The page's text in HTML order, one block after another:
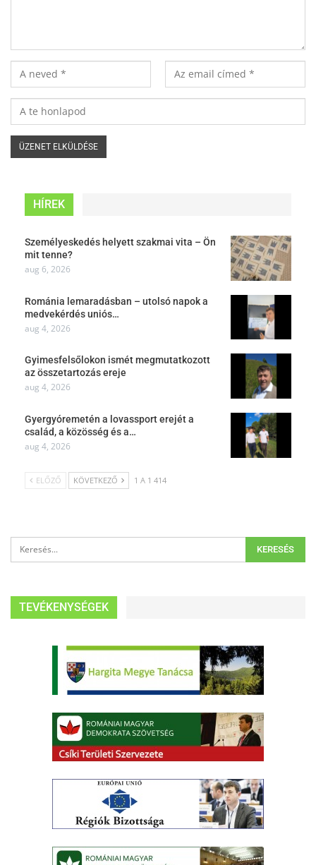
HÍREK
Személyeskedés helyett szakmai vita – Ön
mit tenne?
aug 6, 2026
Románia lemaradásban – utolsó napok a
medvekérdés uniós…
aug 4, 2026
Gyimesfelsőlokon ismét megmutatkozott
az összetartozás ereje
aug 4, 2026
Gyergyóremetén a lovassport erejét a
család, a közösség és a…
aug 4, 2026
ELŐZŐ KÖVETKEZŐ 1 A 1 414
TEVÉKENYSÉGEK